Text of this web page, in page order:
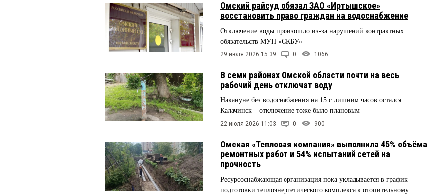
Омский райсуд обязал ЗАО «Иртышское»
восстановить право граждан на водоснабжение
Отключение воды произошло из-за нарушений контрактных
обязательств МУП «СКБУ»
29 июля 2026 15:39 0 1066
В семи районах Омской области почти на весь
рабочий день отключат воду
Накануне без водоснабжения на 15 с лишним часов остался
Калачинск – отключение тоже было плановым
22 июля 2026 11:03 0 900
Омская «Тепловая компания» выполнила 45% объёма
ремонтных работ и 54% испытаний сетей на
прочность
Ресурсоснабжающая организация пока укладывается в график
подготовки теплоэнергетического комплекса к отопительному